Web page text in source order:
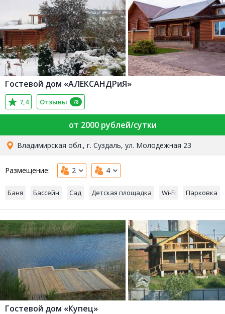
Гостевой дом «АЛЕКСАНДРиЯ»
7,4 Отзывы 78
от 2000 рублей/сутки
Владимирская обл., г. Суздаль, ул. Молодежная 23
Размещение: 2 4
Баня Бассейн Сад Детская площадка Wi-Fi Парковка
Гостевой дом «Купец»